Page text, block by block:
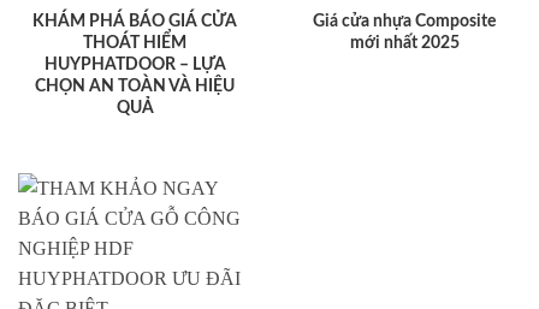
KHÁM PHÁ BÁO GIÁ CỬA
THOÁT HIỂM
HUYPHATDOOR – LỰA
CHỌN AN TOÀN VÀ HIỆU
QUẢ
Giá cửa nhựa Composite
mới nhất 2025